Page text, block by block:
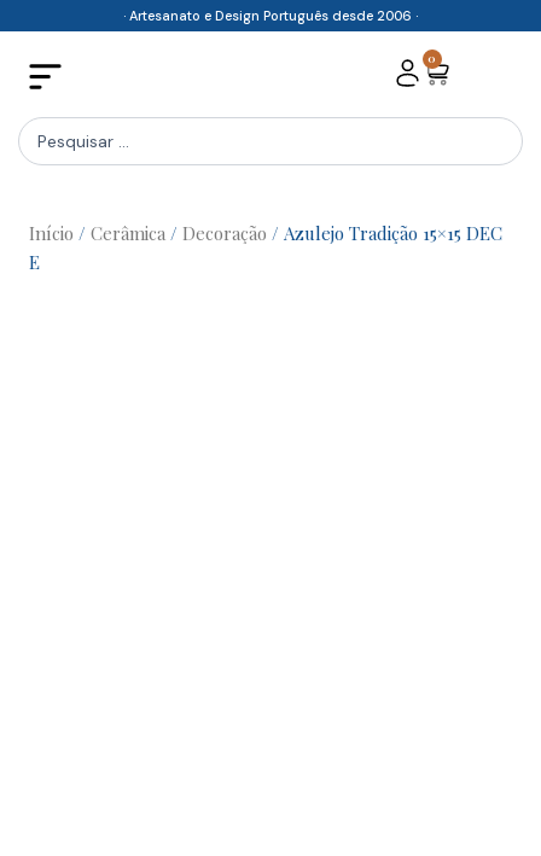
content
· Artesanato e Design Português desde 2006 ·
0
Cart
Search
...
Início / Cerâmica / Decoração / Azulejo Tradição 15×15 DEC
E